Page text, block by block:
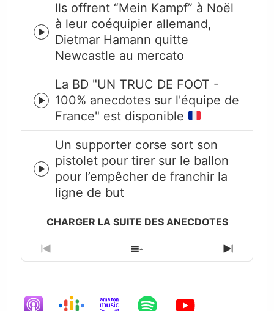
Episode
play
icon
Ils offrent “Mein Kampf” à Noël
à leur coéquipier allemand,
Dietmar Hamann quitte
Newcastle au mercato
Episode
play
icon
La BD "UN TRUC DE FOOT -
100% anecdotes sur l'équipe de
France" est disponible
Episode
play
icon
Un supporter corse sort son
pistolet pour tirer sur le ballon
pour l’empêcher de franchir la
ligne de but
Previous
Episode
Show
Episodes
Next
Episode